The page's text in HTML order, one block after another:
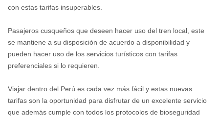
con estas tarifas insuperables.
Pasajeros cusqueños que deseen hacer uso del tren local, este
se mantiene a su disposición de acuerdo a disponibilidad y
pueden hacer uso de los servicios turísticos con tarifas
preferenciales si lo requieren.
Viajar dentro del Perú es cada vez más fácil y estas nuevas
tarifas son la oportunidad para disfrutar de un excelente servicio
que además cumple con todos los protocolos de bioseguridad